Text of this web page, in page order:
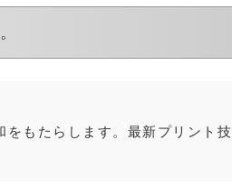
もたらします。最新プリント技